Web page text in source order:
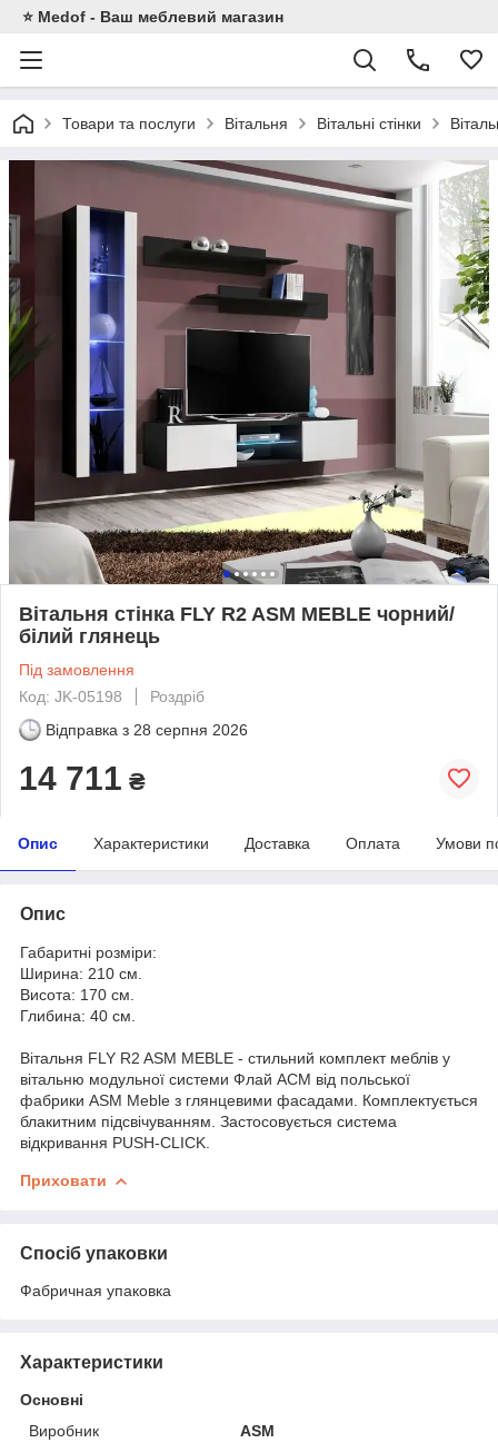
⭐ Medof - Ваш меблевий магазин
Товари та послуги Вітальня Вітальні стінки
Вітальня стінка FLY R2 ASM MEBLE чорний/
білий глянець
Під замовлення
Код: JK-05198
Роздріб
Відправка з 28 серпня 2026
14 711 ₴
Опис Характеристики Доставка Оплата Умови
Опис
Габаритні розміри:
Ширина: 210 см.
Висота: 170 см.
Глибина: 40 см.
Вітальня FLY R2 ASM MEBLE - стильний комплект меблів у
вітальню модульної системи Флай АСМ від польської
фабрики ASM Meble з глянцевими фасадами. Комплектується
блакитним підсвічуванням. Застосовується система
відкривання PUSH-CLICK.
Приховати
Спосіб упаковки
Фабричная упаковка
Характеристики
Основні
Виробник
ASM